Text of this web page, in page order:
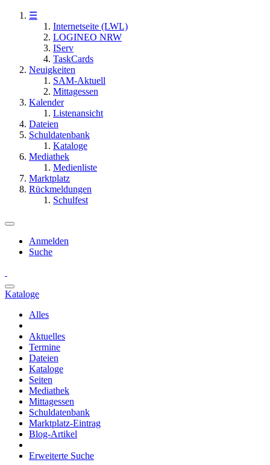
☰
Internetseite (LWL)
LOGINEO NRW
IServ
TaskCards
Neuigkeiten
SAM-Aktuell
Mittagessen
Kalender
Listenansicht
Dateien
Schuldatenbank
Kataloge
Mediathek
Medienliste
Marktplatz
Rückmeldungen
Schulfest
Anmelden
Suche
Kataloge
Alles
Aktuelles
Termine
Dateien
Kataloge
Seiten
Mediathek
Mittagessen
Schuldatenbank
Marktplatz-Eintrag
Blog-Artikel
Erweiterte Suche